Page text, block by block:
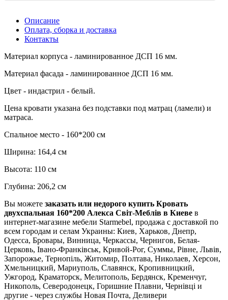
Описание
Оплата, сборка и доставка
Контакты
Материал корпуса - ламинированное ДСП 16 мм.
Материал фасада - ламинированное ДСП 16 мм.
Цвет - индастрил - белый.
Цена кровати указана без подставки под матрац (ламели) и
матраса.
Спальное место - 160*200 см
Ширина: 164,4 см
Высота: 110 см
Глубина: 206,2 см
Вы можете заказать или недорого купить Кровать
двухспальная 160*200 Алекса Світ-Меблів в Киеве в
интернет-магазине мебели Starmebel, продажа с доставкой по
всем городам и селам Украины: Киев, Харьков, Днепр,
Одесса, Бровары, Винница, Черкассы, Чернигов, Белая-
Церковь, Івано-Франківськ, Кривой-Рог, Суммы, Рівне, Львів,
Запорожье, Тернопіль, Житомир, Полтава, Николаев, Херсон,
Хмельницкий, Мариуполь, Славянск, Кропивницкий,
Ужгород, Краматорск, Мелитополь, Бердянск, Кременчуг,
Никополь, Северодонецк, Горишние Плавни, Чернівці и
другие - через службы Новая Почта, Деливери